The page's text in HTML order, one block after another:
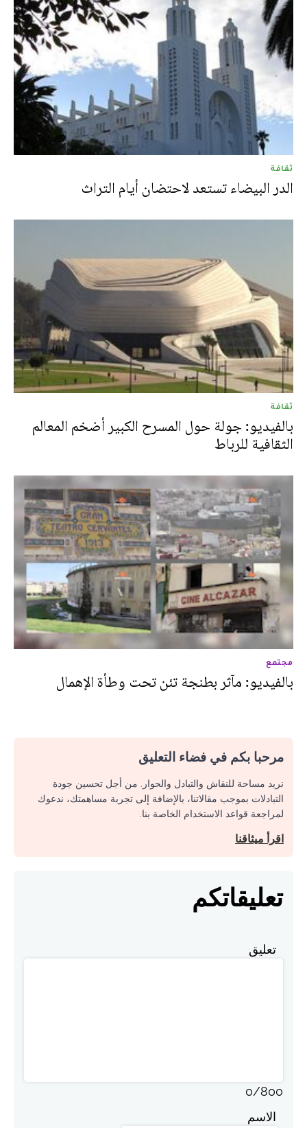
ثقافة
الدر البيضاء تستعد لاحتضان أيام التراث
ثقافة
بالفيديو: جولة حول المسرح الكبير أضخم المعالم
الثقافية للرباط
مجتمع
بالفيديو: مآثر بطنجة تئن تحت وطأة الإهمال
مرحبا بكم في فضاء التعليق
نريد مساحة للنقاش والتبادل والحوار. من أجل تحسين جودة
التبادلات بموجب مقالاتنا، بالإضافة إلى تجربة مساهمتك، ندعوك
لمراجعة قواعد الاستخدام الخاصة بنا.
اقرأ ميثاقنا
تعليقاتكم
تعليق
0/800
الاسم